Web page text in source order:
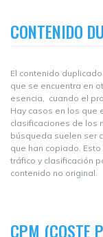
CONTENIDO
El contenido
que se encuentra en
esencia, cuando el
Hay casos en los que
clasificaciones de los
búsqueda suelen ser
que han copiado.
tráfico y clasificación
contenido no original.
CPM (COSTE